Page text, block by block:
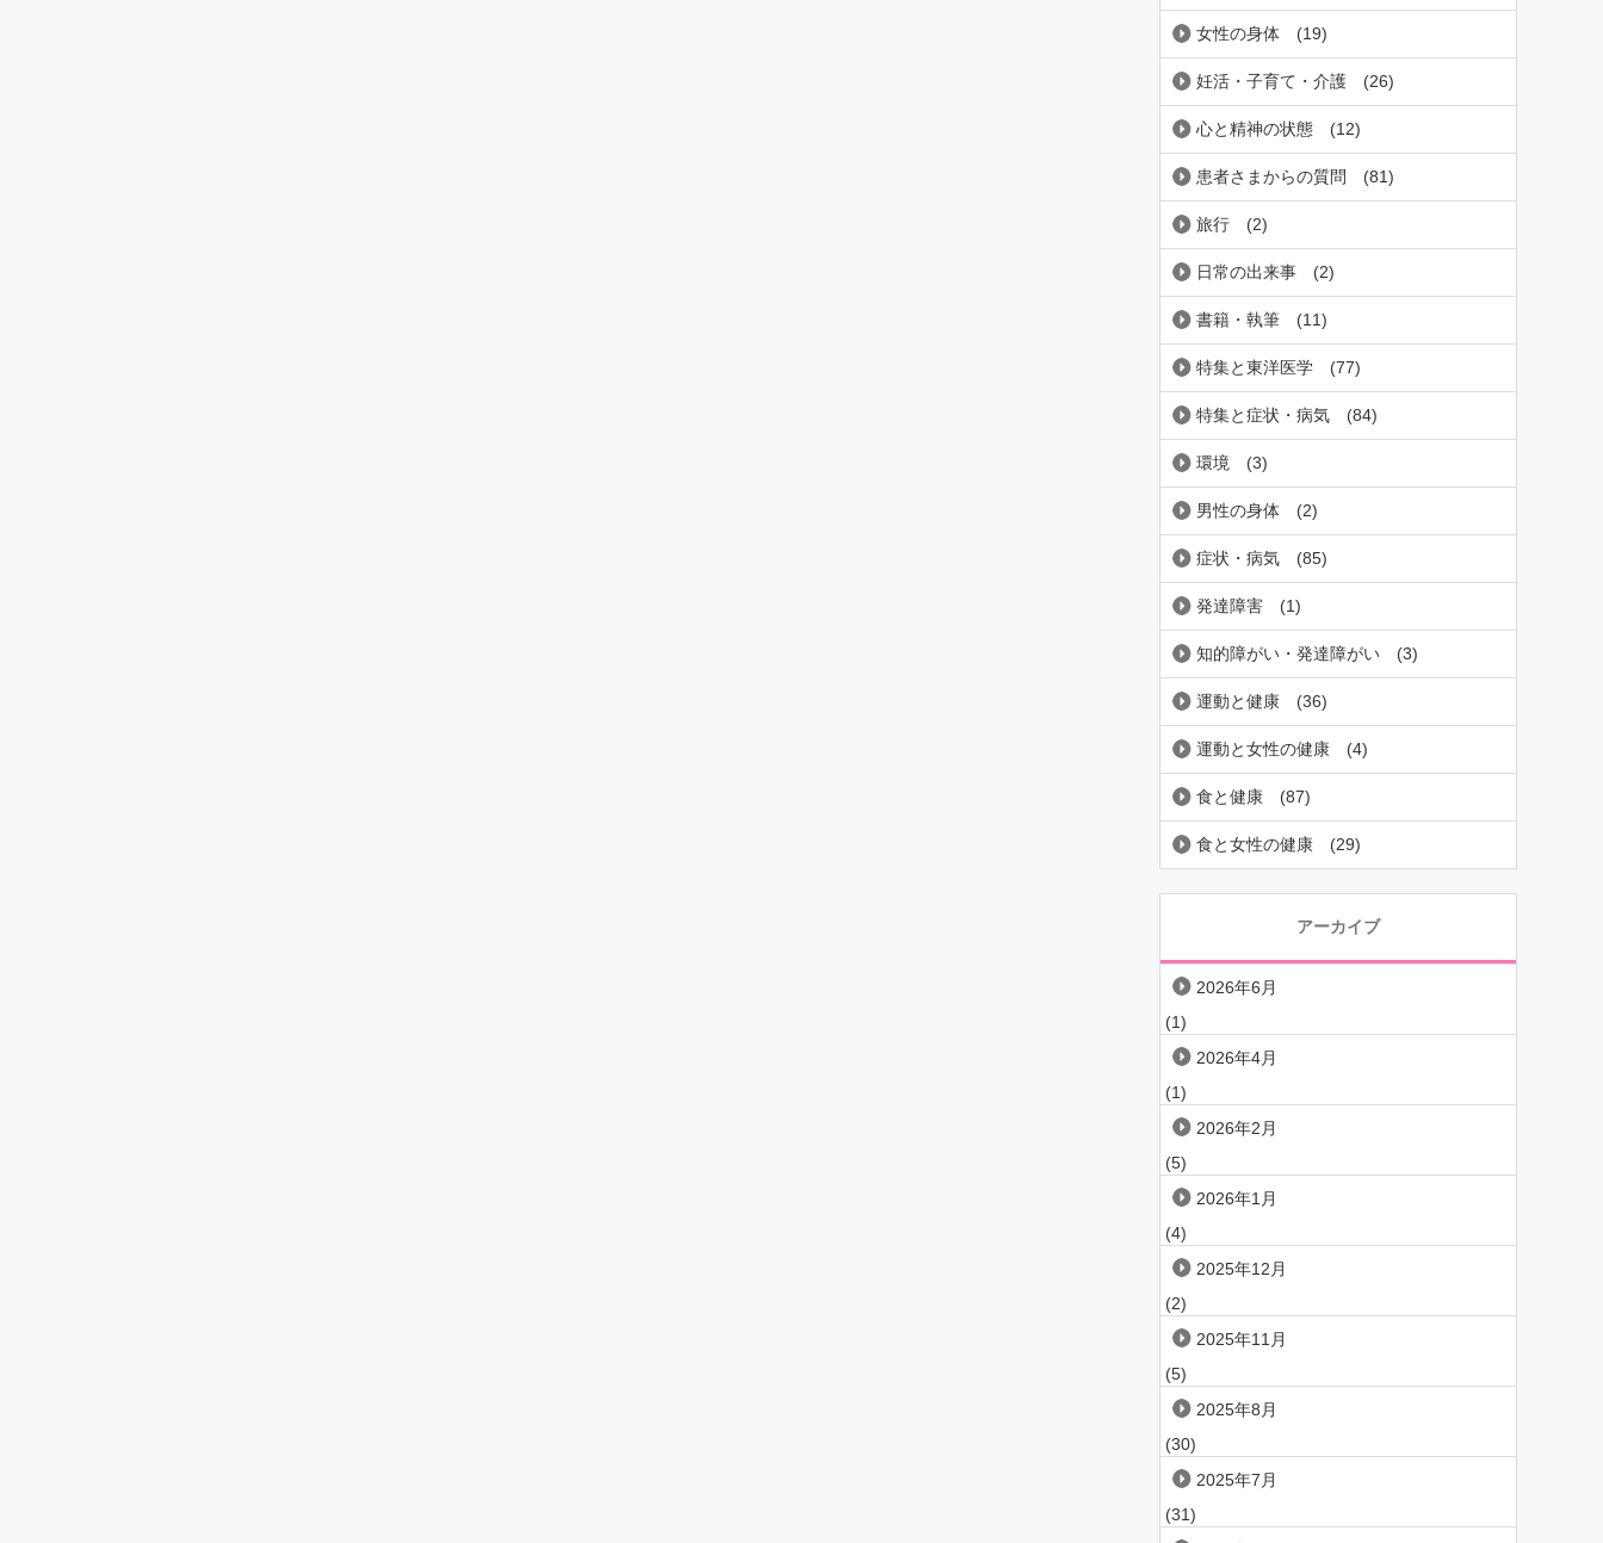
女性の身体 (19)
妊活・子育て・介護 (26)
心と精神の状態 (12)
患者さまからの質問 (81)
旅行 (2)
日常の出来事 (2)
書籍・執筆 (11)
特集と東洋医学 (77)
特集と症状・病気 (84)
環境 (3)
男性の身体 (2)
症状・病気 (85)
発達障害 (1)
知的障がい・発達障がい (3)
運動と健康 (36)
運動と女性の健康 (4)
食と健康 (87)
食と女性の健康 (29)
アーカイブ
2026年6月
(1)
2026年4月
(1)
2026年2月
(5)
2026年1月
(4)
2025年12月
(2)
2025年11月
(5)
2025年8月
(30)
2025年7月
(31)